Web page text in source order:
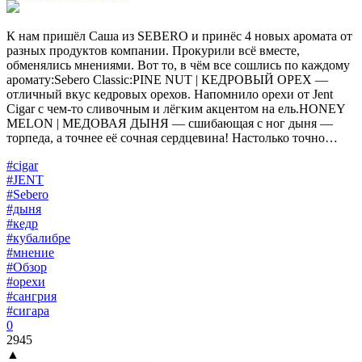
К нам пришёл Саша из SEBERO и принёс 4 новых аромата от
разных продуктов компании. Прокурили всё вместе,
обменялись мнениями. Вот то, в чём все сошлись по каждому
аромату:Sebero Classic:PINE NUT | КЕДРОВЫЙ ОРЕХ —
отличный вкус кедровых орехов. Напомнило орехи от Jent
Cigar с чем-то сливочным и лёгким акцентом на ель.HONEY
MELON | МЕДОВАЯ ДЫНЯ — сшибающая с ног дыня —
торпеда, а точнее её сочная сердцевина! Настолько точно…
#cigar
#JENT
#Sebero
#дыня
#кедр
#кубалибре
#мнение
#Обзор
#орехи
#сангрия
#сигара
0
2945
▲